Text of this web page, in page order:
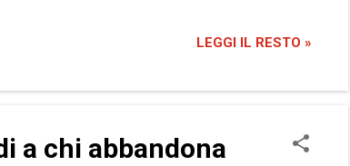
LEGGI IL RESTO »
a chi abbandona